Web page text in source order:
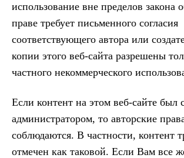
использование вне пределов закона
праве требует письменного согласия
соответствующего автора или
копии этого веб-сайта разрешены
частного некоммерческого
Если контент на этом веб-сайте был
администратором, то авторские
соблюдаются. В частности, контент
отмечен как таковой. Если Вам все